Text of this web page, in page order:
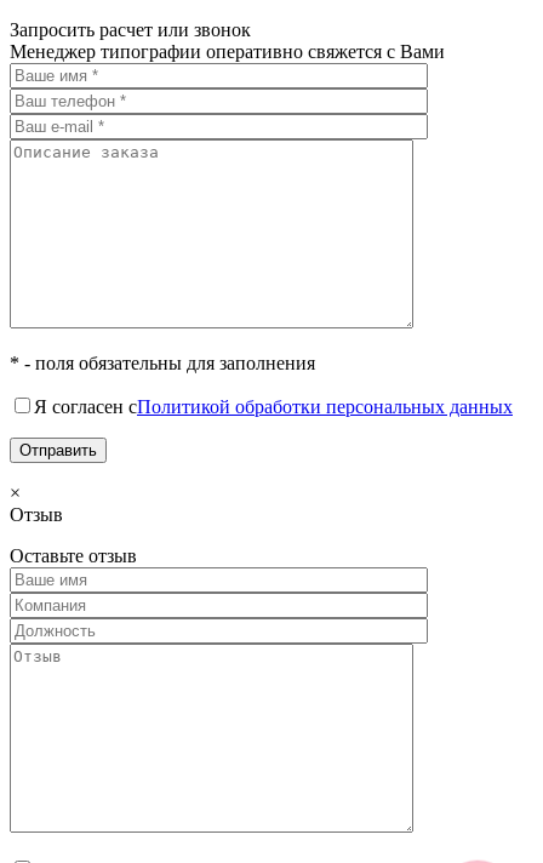
Запросить расчет или звонок
Менеджер типографии оперативно свяжется с Вами
* - поля обязательны для заполнения
Я согласен сПолитикой обработки персональных данных
×
Отзыв
Оставьте отзыв